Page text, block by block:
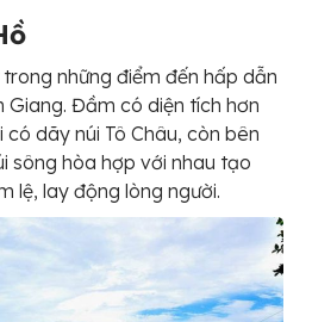
những điểm đến hấp dẫn
Giang. Đầm có diện tích hơn
có dãy núi Tô Châu, còn bên
sông hòa hợp với nhau tạo
lệ, lay động lòng người.